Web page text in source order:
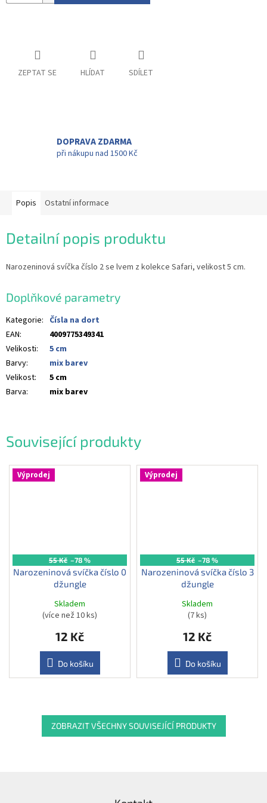
ZEPTAT SE HLÍDAT SDÍLET
DOPRAVA ZDARMA
při nákupu nad 1500 Kč
Související produkty
Výprodej
55 Kč –78 %
Narozeninová svíčka číslo 0
džungle
Skladem
(více než 10 ks)
12 Kč
Do košíku
Výprodej
55 Kč –78 %
Narozeninová svíčka číslo 3
džungle
Skladem
(7 ks)
12 Kč
Do košíku
ZOBRAZIT VŠECHNY SOUVISEJÍCÍ PRODUKTY
Popis Ostatní informace
Detailní popis produktu
Narozeninová svíčka číslo 2 se lvem z kolekce Safari, velikost 5 cm.
Doplňkové parametry
Kategorie: Čísla na dort
EAN:
4009775349341
Velikosti:
5 cm
Barvy:
mix barev
Velikost:
5 cm
Barva: mix barev